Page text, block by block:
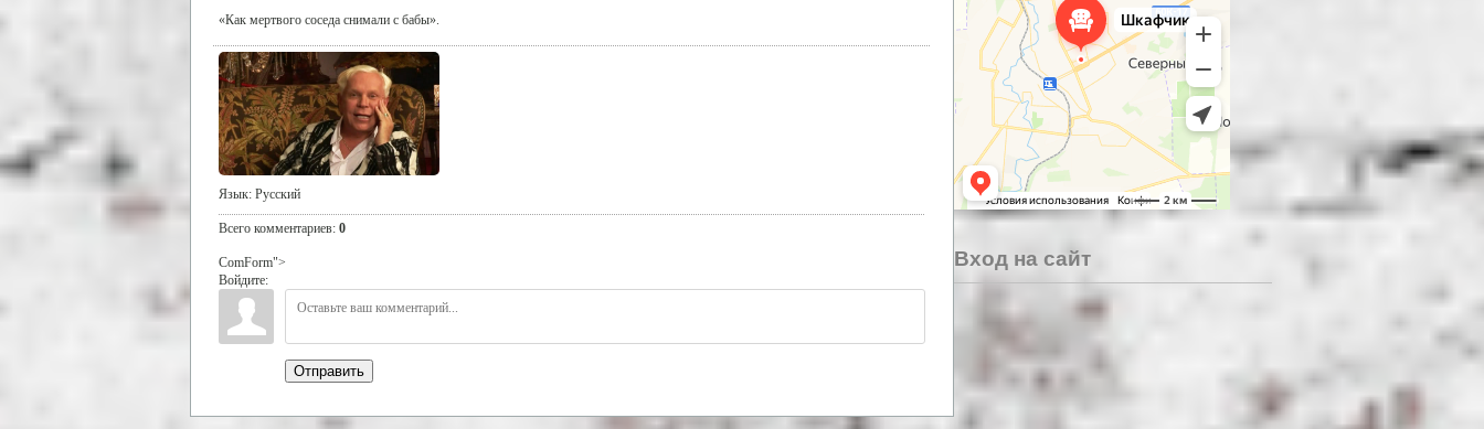
«Как мертвого соседа снимали с бабы».
Язык: Русский
Всего комментариев: 0
ComForm">
Войдите:
Отправить
Вход на сайт